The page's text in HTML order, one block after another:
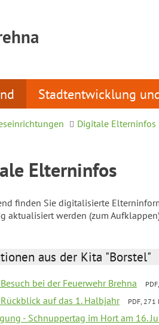
Stadtentwicklung
Digitale Elterninfos
Elterninfos
finden Sie digitalisierte
aktualisiert werden (zum
aus der Kita "Borstel"
bei der Feuerwehr Brehna
auf das 1. Halbjahr PDF, 271
- Schnuppertag im Hort am 16.